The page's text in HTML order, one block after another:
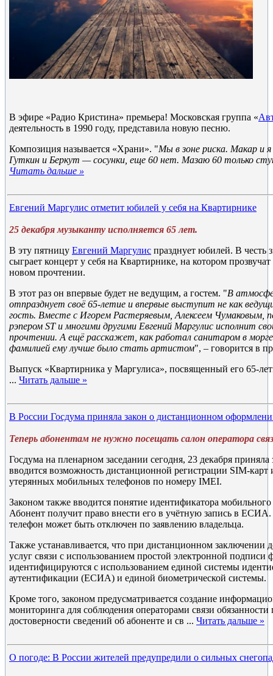
В эфире «Радио Кристина» премьера! Московская группа «
деятельность в 1990 году, представила новую песню.
Композиция называется «Храни». "Мы в зоне риска. Макар
Гуткин и Беркут — сосунки, еще 60 нет. Мазаю 60 только
Читать дальше »
Евгений Маргулис отметит юбилей у себя на Квартирнике
25 декабря музыканту исполняется 65 лет.
В эту пятницу Евгений Маргулис празднует юбилей. В честь
сыграет концерт у себя на Квартирнике, на котором
новом прочтении.
В этот раз он впервые будет не ведущим, а гостем. "В
отпразднует своё 65-летие и впервые выступит не как
гость. Вместе с Игорем Растеряевым, Алексеем Чумаковым,
рэпером ST и многими другими Евгений Маргулис исполнит
прочтении. А ещё расскажет, как работал санитаром в
фамилией ему лучше было стать артистом", – говорится в
Выпуск «Квартирника у Маргулиса», посвященный его 65-
... Читать дальше »
В России Госдума приняла закон о дистанционном
Теперь абонентам не нужно посещать салон оператора
Госдума на пленарном заседании сегодня, 23 декабря
вводится возможность дистанционной регистрации SIM-карт
утерянных мобильных телефонов по номеру IMEI.
Законом также вводится понятие идентификатора
Абонент получит право внести его в учётную запись в
телефон может быть отключен по заявлению владельца.
Также устанавливается, что при дистанционном заключении
услуг связи с использованием простой электронной подписи
идентифицируются с использованием единой системы
аутентификации (ЕСИА) и единой биометрической системы.
Кроме того, законом предусматривается создание
мониторинга для соблюдения операторами связи обязанности
достоверности сведений об абоненте и св ... Читать дальше »
О погоде: В России жителей предупредили о сильных